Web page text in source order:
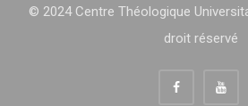
© 2024 Centre Théologique
droit réservé